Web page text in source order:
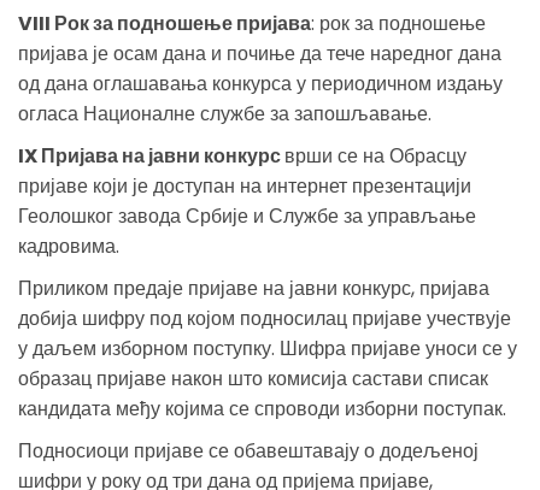
VIII Рок за подношење пријава: рок за подношење
пријава је осам дана и почиње да тече наредног дана
од дана оглашавања конкурса у периодичном издању
огласа Националне службе за запошљавање.
IX Пријава на јавни конкурсврши се на Обрасцу
пријаве који је доступан на интернет презентацији
Геолошког завода Србије и Службе за управљање
кадровима.
Приликом предаје пријаве на јавни конкурс, пријава
добија шифру под којом подносилац пријаве учествује
у даљем изборном поступку. Шифра пријаве уноси се у
образац пријаве након што комисија састави списак
кандидата међу којима се спроводи изборни поступак.
Подносиоци пријаве се обавештавају о додељеној
шифри у року од три дана од пријема пријаве,